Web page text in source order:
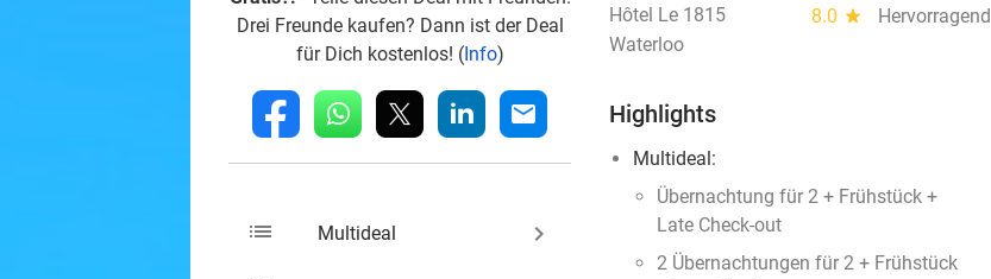
Drei Freunde kaufen? Dann ist der Deal
für Dich kostenlos! (Info)
fb whatsapp linkedin mail
list Multideal keyboard_arrow_right
Hôtel Le 1815 8.0 star
Hervorragend
Waterloo
Highlights
Multideal:
Übernachtung für 2 + Frühstück +
Late Check-out
2 Übernachtungen für 2 + Frühstück